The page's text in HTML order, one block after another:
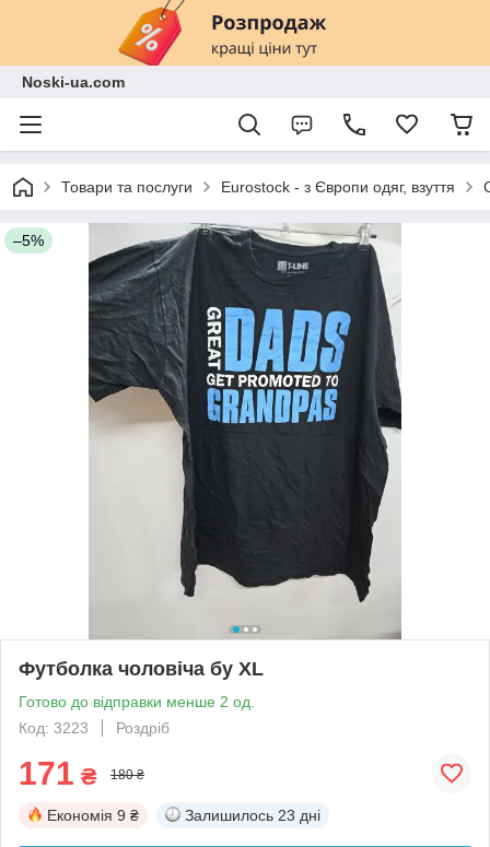
Noski-ua.com
Товари та послуги Eurostock - з Європи одяг, взуття
–5%
Футболка чоловіча бу XL
Готово до відправки менше 2 од.
Код: 3223
Роздріб
171 ₴ 180 ₴
Економія 9 ₴ Залишилось 23 дні